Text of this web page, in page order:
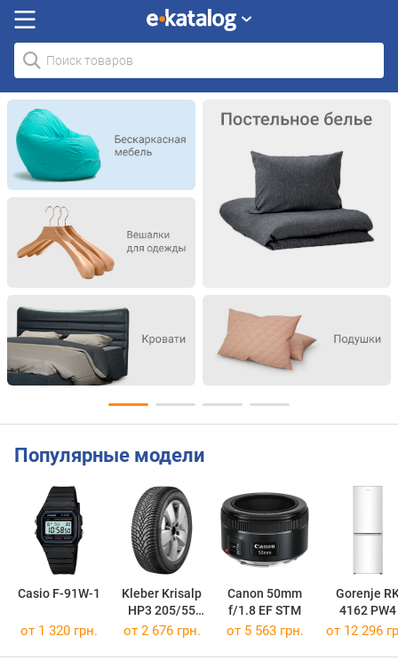
Искали
раньше
Бескаркасная мебель
Вешалки для одежды
Постельное белье
Кровати Подушки
Популярные модели
Casio F-91W-1
Kleber Krisalp
HP3 205/55
R16 91H
Canon 50mm
f/1.8 EF STM
Gorenje
4162 PW4
от 1 320 грн. от 2 676 грн. от 5 563 грн. от 12 296